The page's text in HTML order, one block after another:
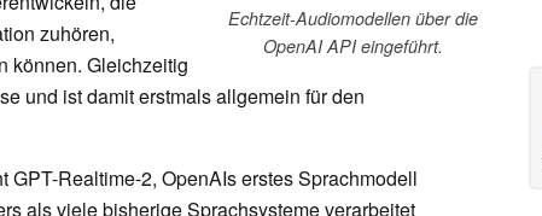
Echtzeit-Audiomodellen über die
OpenAI API eingeführt.
zuhören,
können. Gleichzeitig
und ist damit erstmals allgemein für den
GPT-Realtime-2, OpenAIs erstes Sprachmodell
als viele bisherige Sprachsysteme verarbeitet